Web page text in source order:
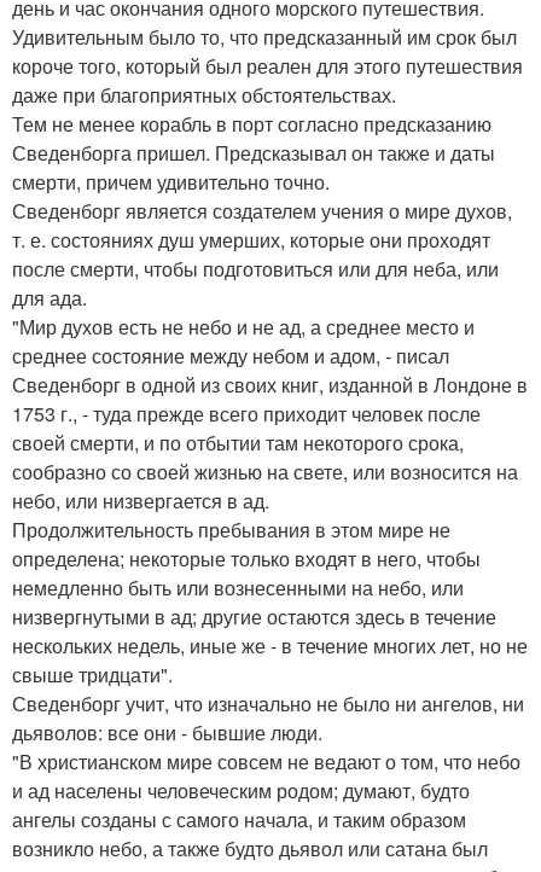
день и час окончания одного морского путешествия.
Удивительным было то, что предсказанный им срок был
короче того, который был реален для этого путешествия
даже при благоприятных обстоятельствах.
Тем не менее корабль в порт согласно предсказанию
Сведенборга пришел. Предсказывал он также и даты
смерти, причем удивительно точно.
Сведенборг является создателем учения о мире духов,
т. е. состояниях душ умерших, которые они проходят
после смерти, чтобы подготовиться или для неба, или
для ада.
"Мир духов есть не небо и не ад, а среднее место и
среднее состояние между небом и адом, - писал
Сведенборг в одной из своих книг, изданной в Лондоне в
1753 г., - туда прежде всего приходит человек после
своей смерти, и по отбытии там некоторого срока,
сообразно со своей жизнью на свете, или возносится на
небо, или низвергается в ад.
Продолжительность пребывания в этом мире не
определена; некоторые только входят в него, чтобы
немедленно быть или вознесенными на небо, или
низвергнутыми в ад; другие остаются здесь в течение
нескольких недель, иные же - в течение многих лет, но не
свыше тридцати".
Сведенборг учит, что изначально не было ни ангелов, ни
дьяволов: все они - бывшие люди.
"В христианском мире совсем не ведают о том, что небо
и ад населены человеческим родом; думают, будто
ангелы созданы с самого начала, и таким образом
возникло небо, а также будто дьявол или сатана был